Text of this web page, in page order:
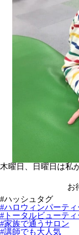
木曜日、日曜日は私
お
#ハッシュタグ
#ハロウィンパーティ
#トータルビューテ
#家族で通うサロン
#講師でも大人気